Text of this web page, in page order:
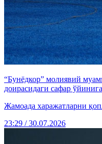
“Бунёдкор” молиявий
доирасидаги сафар
Жамоада харажатларни
23:29 / 30.07.2026